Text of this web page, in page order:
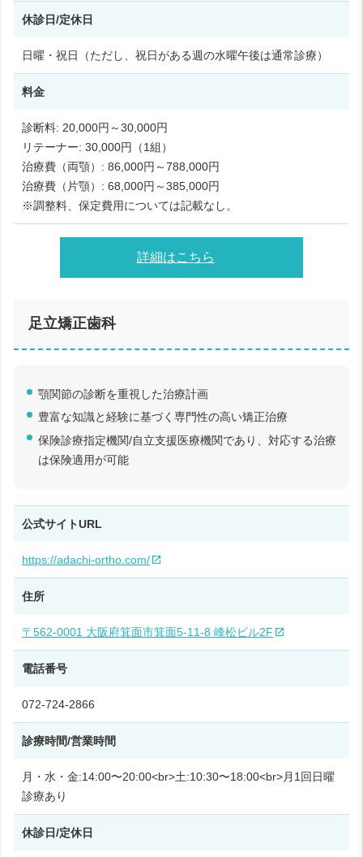
休診日/定休日
日曜・祝日（ただし、祝日がある週の水曜午後は通常診療）
料金
診断料: 20,000円～30,000円
リテーナー: 30,000円（1組）
治療費（両顎）: 86,000円～788,000円
治療費（片顎）: 68,000円～385,000円
※調整料、保定費用については記載なし。
詳細はこちら
足立矯正歯科
顎関節の診断を重視した治療計画
豊富な知識と経験に基づく専門性の高い矯正治療
保険診療指定機関/自立支援医療機関であり、対応する治療
は保険適用が可能
公式サイトURL
https://adachi-ortho.com/
住所
〒562-0001 大阪府箕面市箕面5-11-8 峰松ビル2F
電話番号
072-724-2866
診療時間/営業時間
月・水・金:14:00〜20:00<br>土:10:30〜18:00<br>月1回日曜
診療あり
休診日/定休日